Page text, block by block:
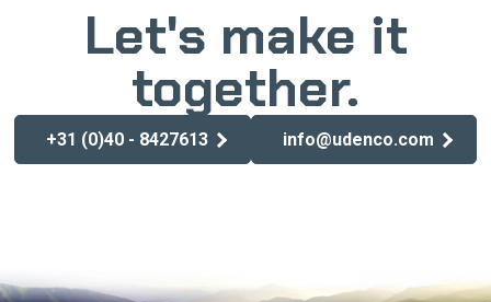
Let's make it
together.
+31 (0)40 - 8427613 info@udenco.com